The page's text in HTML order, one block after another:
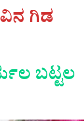
ಗಿಡ
ಬಟ್ಟಲ